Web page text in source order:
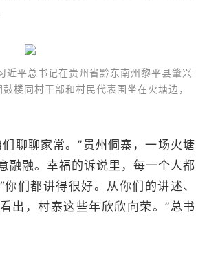
近平总书记在贵州省黔东南州黎平县肇兴
楼同村干部和村民代表围坐在火塘边，
聊聊家常。”贵州侗寨，一场火塘
融融。幸福的诉说里，每一个人都
们都讲得很好。从你们的讲述、
出，村寨这些年欣欣向荣。”总书